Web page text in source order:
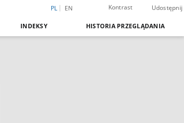
PL EN Kontrast Udostępnij
INDEKSY HISTORIA PRZEGLĄDANIA